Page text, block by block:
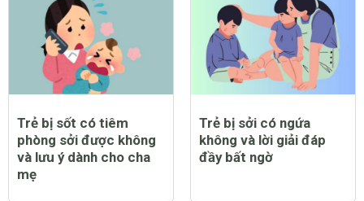
Trẻ bị sốt có tiêm
phòng sởi được không
và lưu ý dành cho cha
mẹ
Trẻ bị sởi có ngứa
không và lời giải đáp
đầy bất ngờ